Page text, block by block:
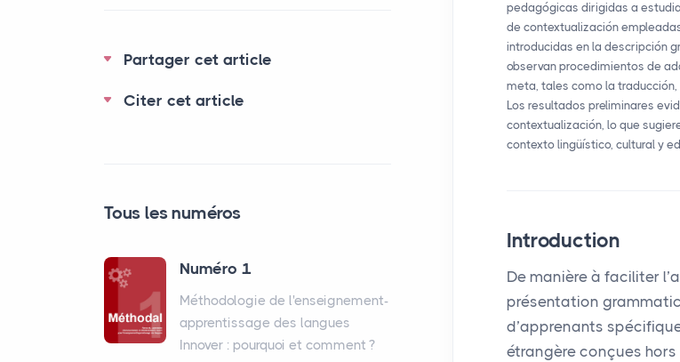
pedagógicas dirigidas a
de contextualización
introducidas en la descripción
observan procedimientos de
meta, tales como la
Los resultados preliminares
contextualización, lo que
contexto lingüístico, cultural y
Introduction
De manière à faciliter
présentation
d’apprenants
étrangère conçues hors
Partager cet article
Citer cet article
Tous les numéros
Numéro 1
Méthodologie de l'enseignement-
apprentissage des langues
Innover : pourquoi et comment ?